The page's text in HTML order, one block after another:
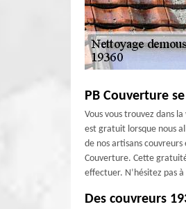
PB Couverture
Vous vous trouvez dans
est gratuit lorsque nous
de nos artisans
Couverture. Cette
effectuer. N’hésitez pas
Des couvreurs